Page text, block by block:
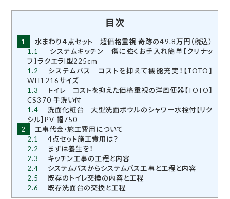
目次
1
水まわり４点セット 超価格重視 奇跡の49.8万円（税込）
1.1
システムキッチン 傷に強くお手入れ簡単【クリナッ
プ】ラクエラI型225cm
1.2
システムバス コストを抑えて機能充実！【TOTO】
WH1216サイズ
1.3
トイレ コストを抑えた価格重視の洋風便器【TOTO】
CS370 手洗い付
1.4
洗面化粧台 大型洗面ボウルのシャワー水栓付【リク
シル】PV 幅750
2
工事代金・施工費用について
2.1
4点セット施工費用は？
2.2
まずは養生を！
2.3
キッチン工事の工程と内容
2.4
システムバスからシステムバス工事と工程と内容
2.5
既存のトイレ交換の内容と工程
2.6
既存洗面台の交換と工程